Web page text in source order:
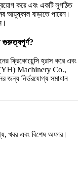
করে এবং একটি সুগঠিত
আয়ুষ্কাল বাড়াতে পারেন।
গুরুত্বপূর্ণ?
ফ্রিকোয়েন্সি হ্রাস করে এবং
(YH) Machinery Co.,
জন্য নির্ভরযোগ্য সমাধান
খবর এবং বিশেষ অফার।